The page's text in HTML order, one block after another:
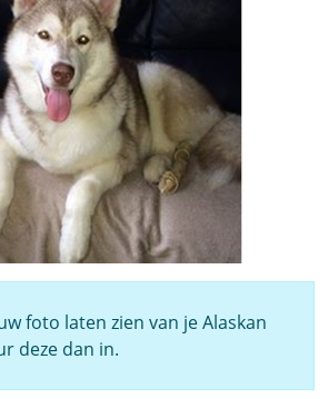
foto laten zien van je Alaskan
deze dan in.